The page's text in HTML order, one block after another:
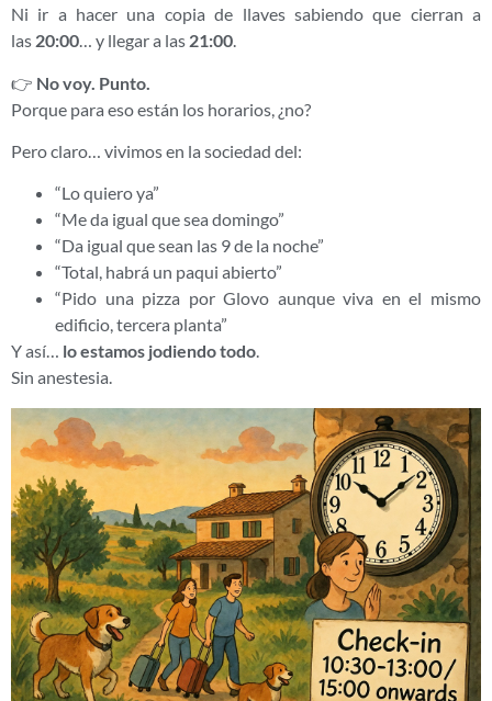
Ni ir a hacer una copia de llaves sabiendo que cierran a
las 20:00… y llegar a las 21:00.
👉 No voy. Punto.
Porque para eso están los horarios, ¿no?
Pero claro… vivimos en la sociedad del:
“Lo quiero ya”
“Me da igual que sea domingo”
“Da igual que sean las 9 de la noche”
“Total, habrá un paqui abierto”
“Pido una pizza por Glovo aunque viva en el mismo
edificio, tercera planta”
Y así… lo estamos jodiendo todo.
Sin anestesia.